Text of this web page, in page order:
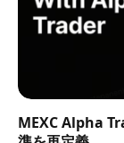
MEXC Alpha